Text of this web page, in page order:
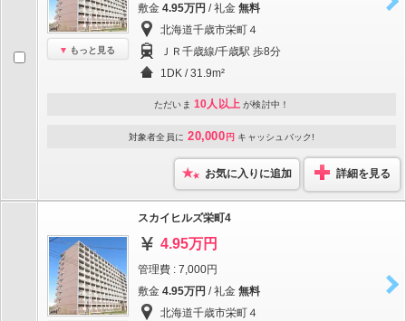
もっと見る
敷金 4.95万円 / 礼金 無料
北海道千歳市栄町４
ＪＲ千歳線/千歳駅 歩8分
1DK / 31.9m²
ただいま 10人以上 が検討中！
対象者全員に 20,000 円 キャッシュバック!
お気に入りに追加 詳細を見る
スカイヒルズ栄町4
4.95万円
管理費 : 7,000円
敷金 4.95万円 / 礼金 無料
北海道千歳市栄町４